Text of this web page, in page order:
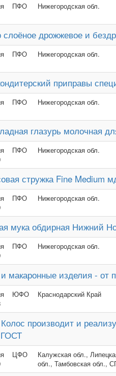
ПФО Нижегородская обл.
слоёное дрожжевое и
ПФО Нижегородская обл.
приправы
ПФО Нижегородская обл.
глазурь молочная
ПФО Нижегородская обл.
стружка Fine Medium
ПФО Нижегородская обл.
мука обдирная Нижний
ПФО Нижегородская обл.
макаронные изделия - от
ЮФО Краснодарский Край
производит и
ЦФО
Калужская обл.,
обл., Тамбовская обл.,